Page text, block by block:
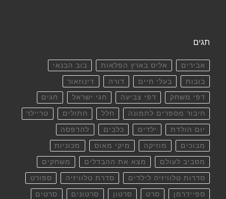
תגים
אבירים אליס בארץ הפלאות בוב הבנאי
בובות בעלי חיים דורה דינוזאור
דפי משחק דפי צביעה חגי ישראל חגים
חיבור מספרים לתמונה חלל חתולים טריילר
יום הולדת ילדים כלבים להדפסה
מבוכים מוזיקה מיקי מאוס מכוניות
מסביב לעולם מצא את ההבדלים משחקים
סדרות טלוויזיה לילדים סדרת טלוויזיה ספורט
ספיידרמן סרט סרטון סרטונים סרטים